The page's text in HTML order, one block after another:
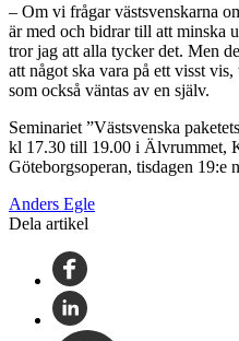
– Om vi frågar västsvenskarna
är med och bidrar till att minska
tror jag att alla tycker det. Men
att något ska vara på ett visst
som också väntas av en själv.
Seminariet ”Västsvenska
kl 17.30 till 19.00 i Älvrummet,
Göteborgsoperan, tisdagen 19:e
Anders Egle
Dela artikel